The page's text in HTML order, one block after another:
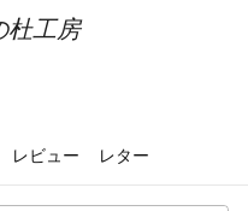
杜工房
レビュー レター